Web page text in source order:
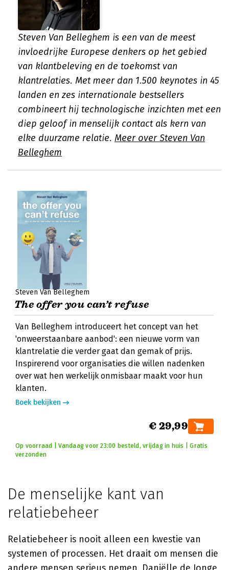
Steven Van Belleghem is een van de meest
invloedrijke Europese denkers op het gebied
van klantbeleving en de toekomst van
klantrelaties. Met meer dan 1.500 keynotes in 45
landen en zes internationale bestsellers
combineert hij technologische inzichten met een
diep geloof in menselijk contact als kern van
elke duurzame relatie. Meer over Steven Van
Belleghem
Steven Van Belleghem
The offer you can’t refuse
Van Belleghem introduceert het concept van het
'onweerstaanbare aanbod': een nieuwe vorm van
klantrelatie die verder gaat dan gemak of prijs.
Inspirerend voor organisaties die willen nadenken
over wat hen werkelijk onmisbaar maakt voor hun
klanten.
Boek bekijken
€ 29,99
Op voorraad | Vandaag voor 23:00 besteld, vrijdag in huis | Gratis
verzonden
De menselijke kant van
relatiebeheer
Relatiebeheer is nooit alleen een kwestie van
systemen of processen. Het draait om mensen die